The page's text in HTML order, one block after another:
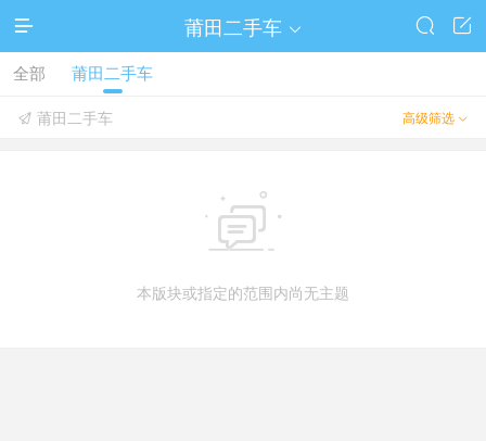
 莆田二手车  

全部 莆田二手车
高级筛选 
 莆田二手车

本版块或指定的范围内尚无主题